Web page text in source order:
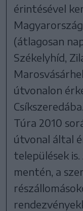
érintésével
(átlagosan
Székelyhíd,
útvonalon
Túra 2010
útvonal által
települések
mentén, a